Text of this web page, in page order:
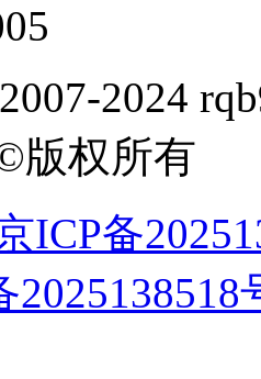
2007-2024
版权所有
ICP备
2025138518